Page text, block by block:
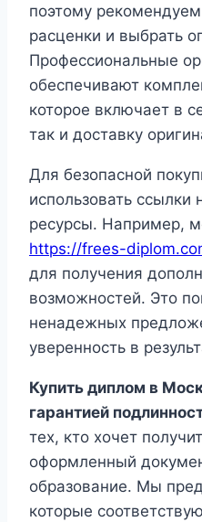
поэтому рекомендуем
расценки и выбрать
Профессиональные
обеспечивают
которое включает в
так и доставку
Для безопасной
использовать ссылки
ресурсы. Например,
https://frees-
для получения
возможностей. Это
ненадежных
уверенность в
Купить диплом в
гарантией
тех, кто хочет
оформленный
образование. Мы
которые